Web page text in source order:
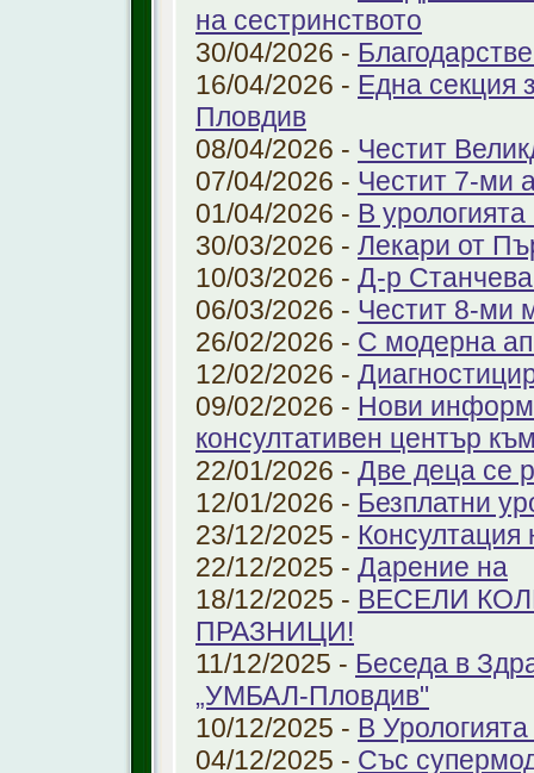
на сестринството
30/04/2026 -
16/04/2026 - Една секция
Пловдив
08/04/2026 - Честит
07/04/2026 - Честит 7-ми
01/04/2026 - В урологията
30/03/2026 - Лекари от
10/03/2026 - Д-р
06/03/2026 - Честит 8-ми
26/02/2026 - С модерна
12/02/2026 -
09/02/2026 - Нови
консултативен център
22/01/2026 - Две деца се
12/01/2026 - Безплатни
23/12/2025 - Консултация
22/12/2025 - Дарение на
18/12/2025 - ВЕСЕЛИ
ПРАЗНИЦИ!
11/12/2025 - Беседа в
„УМБАЛ-Пловдив"
10/12/2025 - В
04/12/2025 - Със